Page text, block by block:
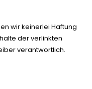
wir keinerlei Haftung
der verlinkten
verantwortlich.